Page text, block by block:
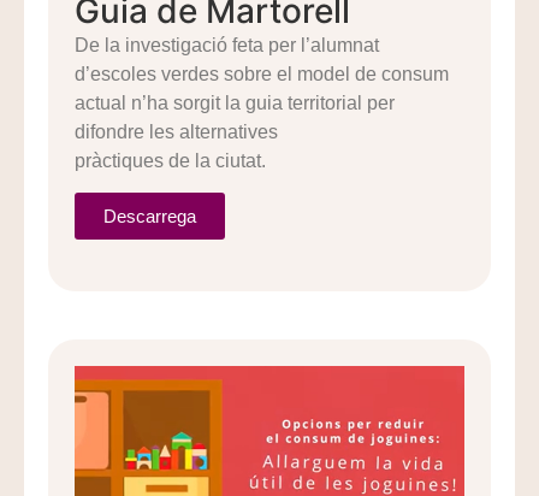
Guia de Martorell
De la investigació feta per l’alumnat
d’escoles verdes sobre el model de consum
actual n’ha sorgit la guia territorial per
difondre les alternatives
pràctiques de la ciutat.
Descarrega